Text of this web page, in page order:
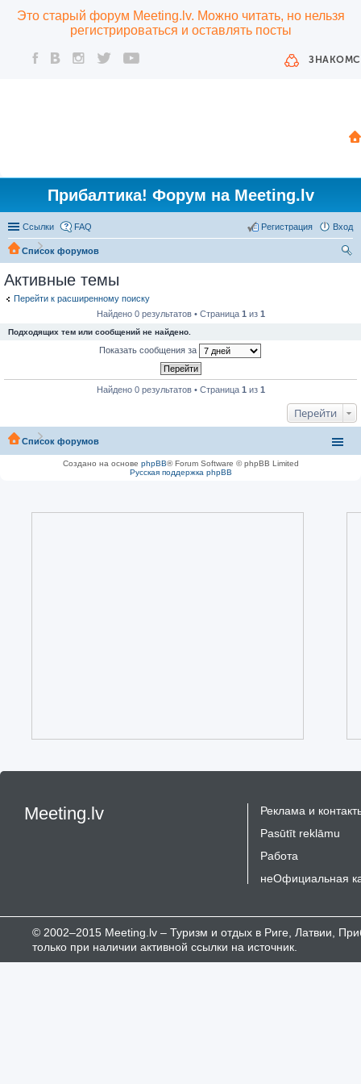
Это старый форум Meeting.lv. Можно читать, но нельзя
регистрироваться и оставлять посты
Прибалтика! Форум на Meeting.lv
Ссылки FAQ Вход
Регистрация
Список форумов
Активные темы
Перейти к расширенному поиску
Найдено 0 результатов • Страница 1 из 1
Подходящих тем или сообщений не найдено.
Показать сообщения за
Найдено 0 результатов • Страница 1 из 1
Перейти
Список форумов
Создано на основе phpBB® Forum Software © phpBB Limited
Русская поддержка phpBB
Meeting.lv
Реклама и
Pasūtīt reklāmu
Работа
неОфициальная
© 2002–2015 Meeting.lv – Туризм и отдых в Риге, Латвии,
только при наличии активной ссылки на источник.